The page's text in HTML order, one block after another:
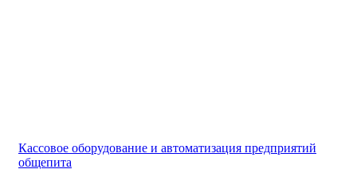
Кассовое оборудование и автоматизация предприятий
общепита